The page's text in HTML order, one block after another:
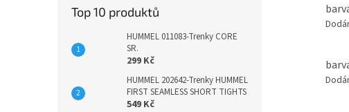
Top 10 produktů
HUMMEL 011083-Trenky CORE
SR.
299 Kč
HUMMEL 202642-Trenky HUMMEL
FIRST SEAMLESS SHORT TIGHTS
549 Kč